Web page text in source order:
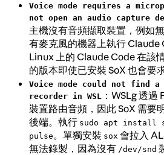
Voice mode requires a
not open an audio capture
主機沒有音頻擷取裝置，例如
有麥克風的機器上執行 Claude
Linux 上的 Claude Code 在該
的版本即使已安裝 SoX 也會要
Voice mode could not find a
recorder in WSL
：WSLg 透
裝置路由音頻，因此 SoX 需要
後端。執行 sudo apt install
pulse 。單獨安裝 sox 會拉入
無法錄製，因為沒有 /dev/snd